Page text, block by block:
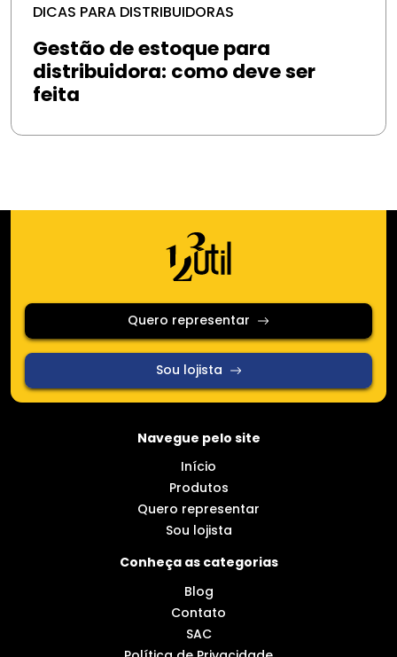
DICAS PARA DISTRIBUIDORAS
Gestão de estoque para
distribuidora: como deve ser
feita
Quero representar
Sou lojista
Navegue pelo site
Início
Produtos
Quero representar
Sou lojista
Conheça as categorias
Blog
Contato
SAC